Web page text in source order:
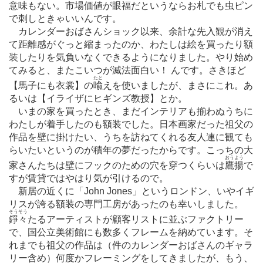
意味もない。市場価値が眼福だというならお札でも虫ピン
で刺しときゃいいんです。
カレンダーおばさんショック以来、余計な先入観が消え
て距離感がぐっと縮まったのか、わたしは絵を買ったり額
装したりを気負いなくできるようになりました。やり始め
てみると、またこいつが滅法面白い！ んです。さきほど
【馬子にも衣裳】の喩
たと
えを使いましたが、まさにこれ。あ
るいは【イライザにヒギンズ教授】とか。
いまの家を買ったとき、まだインテリアも揃わぬうちに
わたしが着手したのも額装でした。日本画家だった祖父の
作品を壁に掛けたい、うちを訪ねてくれる友人連に観ても
らいたいというのが積年の夢だったからです。こっちの大
家さんたちは壁にフックのための穴を穿つくらいは鷹揚
おうよう
で
すが賃貸ではやはり気が引けるので。
新居の近くに「John Jones」というロンドン、いやイギ
リスが誇る額装の専門工房があったのも幸いしました。
錚々
そうそう
たるアーティストが顧客リストに並ぶファクトリー
で、国公立美術館にも数多くフレームを納めています。そ
れまでも祖父の作品は（件のカレンダーおばさんのギャラ
リー含め）何度かフレーミングをしてきましたが、もう、